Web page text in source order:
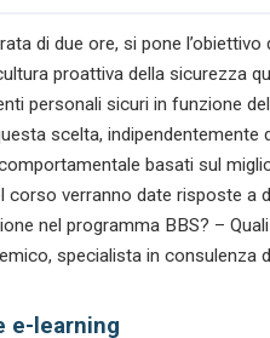
di due ore, si pone
proattiva della sicurezza
personali sicuri in funzione
scelta,
basati sul
verranno date risposte a
nel programma BBS? –
specialista in
e-learning